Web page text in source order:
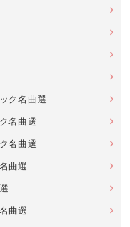
ク名曲選
名曲選
名曲選
曲選
曲選